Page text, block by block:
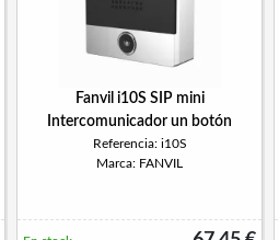
Fanvil i10S SIP mini
Intercomunicador un botón
Referencia: i10S
Marca: FANVIL